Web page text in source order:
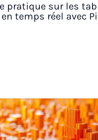
pratique sur les
temps réel avec